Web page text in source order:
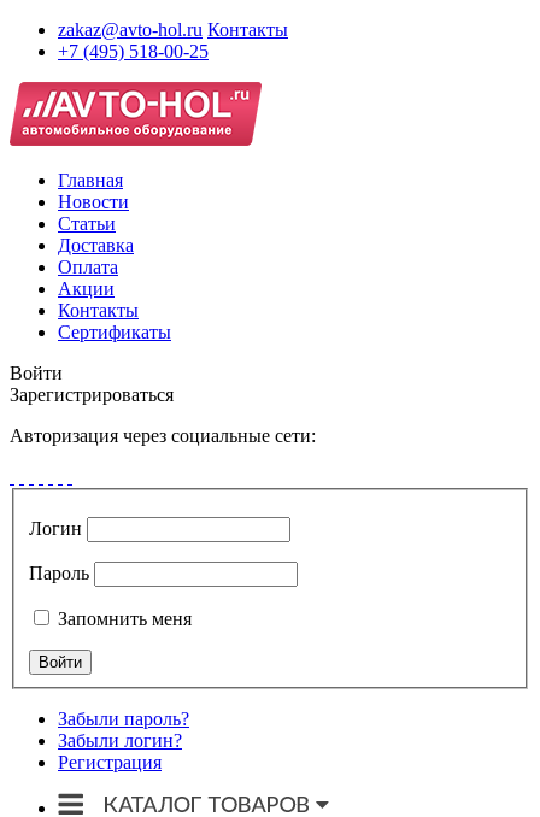
zakaz@avto-hol.ru Контакты
+7 (495) 518-00-25
Главная
Новости
Статьи
Доставка
Оплата
Акции
Контакты
Сертификаты
Войти
Зарегистрироваться
Авторизация через социальные сети:
Логин
Пароль
Запомнить меня
Забыли пароль?
Забыли логин?
Регистрация